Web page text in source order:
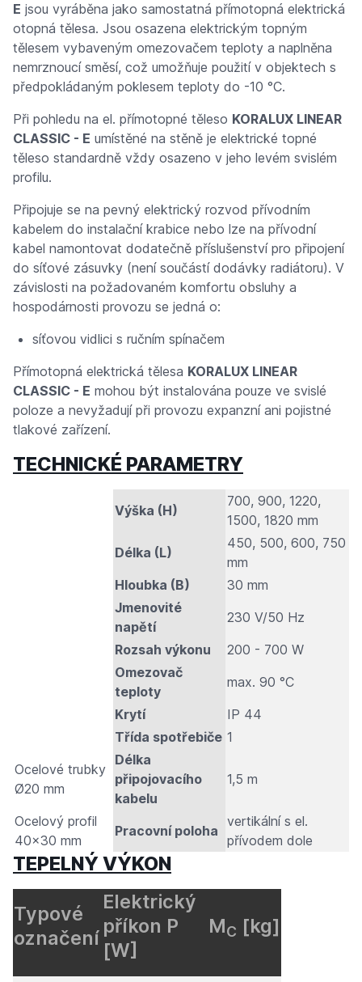
E jsou vyráběna jako samostatná přímotopná elektrická
otopná tělesa. Jsou osazena elektrickým topným
tělesem vybaveným omezovačem teploty a naplněna
nemrznoucí směsí, což umožňuje použití v objektech s
předpokládaným poklesem teploty do -10 °C.
Při pohledu na el. přímotopné těleso KORALUX LINEAR
CLASSIC - E umístěné na stěně je elektrické topné
těleso standardně vždy osazeno v jeho levém svislém
profilu.
Připojuje se na pevný elektrický rozvod přívodním
kabelem do instalační krabice nebo lze na přívodní
kabel namontovat dodatečně příslušenství pro připojení
do síťové zásuvky (není součástí dodávky radiátoru). V
závislosti na požadovaném komfortu obsluhy a
hospodárnosti provozu se jedná o:
síťovou vidlici s ručním spínačem
Přímotopná elektrická tělesa KORALUX LINEAR
CLASSIC - E mohou být instalována pouze ve svislé
poloze a nevyžadují při provozu expanzní ani pojistné
tlakové zařízení.
TECHNICKÉ PARAMETRY
Výška (H)
700, 900, 1220,
1500, 1820 mm
Délka (L)
450, 500, 600, 750
mm
Hloubka (B)
30 mm
Jmenovité
napětí
230 V/50 Hz
Rozsah výkonu
200 - 700 W
Omezovač
teploty
max. 90 °C
Krytí
IP 44
Třída spotřebiče 1
Ocelové trubky
Ø20 mm
Délka
připojovacího
kabelu
1,5 m
Ocelový profil
40x30 mm
Pracovní poloha
vertikální s el.
přívodem dole
TEPELNÝ VÝKON
Typové
označení
Elektrický
příkon P
[W]
MC [kg]